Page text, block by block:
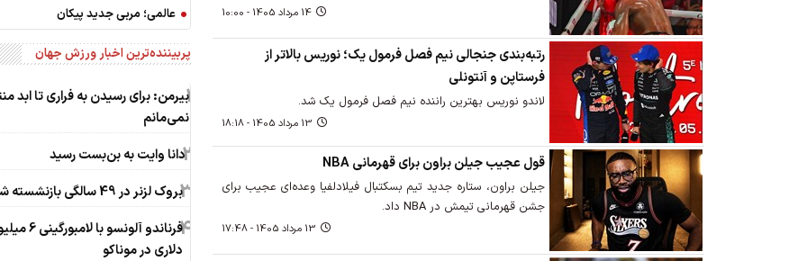
14 مرداد 1405 - 10:00
رتبه‌بندی جنجالی نیم فصل فرمول یک؛ نوریس بالاتر از
فرستاپن و آنتونلی
لاندو نوریس بهترین راننده نیم فصل فرمول یک شد.
13 مرداد 1405 - 18:18
قول عجیب جیلن براون برای قهرمانی NBA
جیلن براون، ستاره جدید تیم بسکتبال فیلادلفیا وعده‌ای عجیب برای
جشن قهرمانی تیمش در NBA داد.
13 مرداد 1405 - 17:48
عالمی؛ مربی جدید پیکان
پربیننده‌ترین اخبار ورزش جهان
1بیرمن: برای رسیدن به فراری تا ابد
نمی‌مانم
2دانا وایت به بن‌بست رسید
3بروک لزنر در 49 سالگی بازنشسته شد
4
فرناندو آلونسو با
دلاری در موناکو